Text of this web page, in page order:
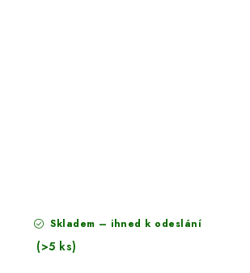
Skladem – ihned k odeslání
(>5 ks)